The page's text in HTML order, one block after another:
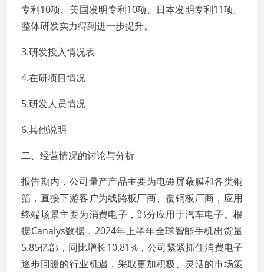
专利10项、美国发明专利10项、日本发明专利11项。
整体研发实力得到进一步提升。
3.研发投入情况表
4.在研项目情况
5.研发人员情况
6.其他说明
二、经营情况的讨论与分析
报告期内，公司量产产品主要为电磁屏蔽膜和各类铜
箔，直接下游客户为线路板厂商、覆铜板厂商，应用
终端场景主要为消费电子，部分应用于汽车电子。根
据Canalys数据，2024年上半年全球智能手机出货量
5.85亿部，同比增长10.81%，公司紧紧抓住消费电子
逐步回暖的行业机遇，采取更加积极、灵活的市场策